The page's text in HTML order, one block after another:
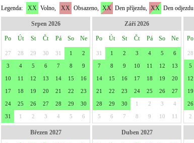
Legenda: XX Volno, XX Obsazeno, XX Den příjezdu, XX Den odjezdu
Srpen 2026
Po Út St Čt Pá So Ne
27 28 29 30 31 1 2
3 4 5 6 7 8 9
10 11 12 13 14 15 16
17 18 19 20 21 22 23
24 25 26 27 28 29 30
31 1 2 3 4 5 6
Září 2026
Po Út St Čt Pá So Ne
31 1 2 3 4 5 6
7 8 9 10 11 12 13
14 15 16 17 18 19 20
21 22 23 24 25 26 27
28 29 30 1 2 3 4
5 6 7 8 9 10 11
Po
28
5
12
19
26
2
Březen 2027 Duben 2027